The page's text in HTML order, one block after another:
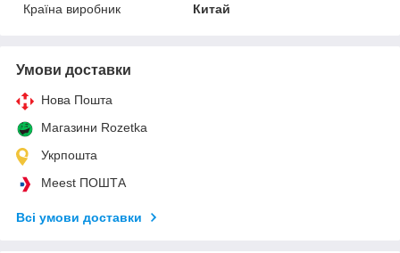
Країна виробник
Китай
Умови доставки
Нова Пошта
Магазини Rozetka
Укрпошта
Meest ПОШТА
Всі умови доставки